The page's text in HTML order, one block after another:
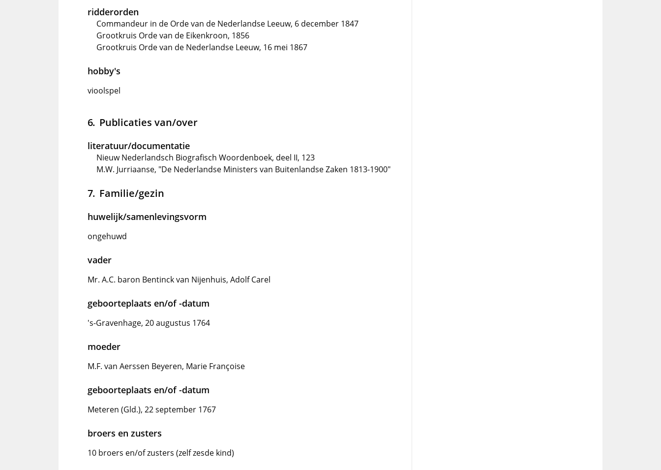
ridderorden
Commandeur in de Orde van de Nederlandse Leeuw, 6 december 1847
Grootkruis Orde van de Eikenkroon, 1856
Grootkruis Orde van de Nederlandse Leeuw, 16 mei 1867
hobby's
vioolspel
Publicaties van/over
literatuur/documentatie
Nieuw Nederlandsch Biografisch Woordenboek, deel II, 123
M.W. Jurriaanse, "De Nederlandse Ministers van Buitenlandse Zaken 1813-1900"
Familie/gezin
huwelijk/samenlevingsvorm
ongehuwd
vader
Mr. A.C. baron Bentinck van Nijenhuis, Adolf Carel
geboorteplaats en/of -datum
's-Gravenhage, 20 augustus 1764
moeder
M.F. van Aerssen Beyeren, Marie Françoise
geboorteplaats en/of -datum
Meteren (Gld.), 22 september 1767
broers en zusters
10 broers en/of zusters (zelf zesde kind)